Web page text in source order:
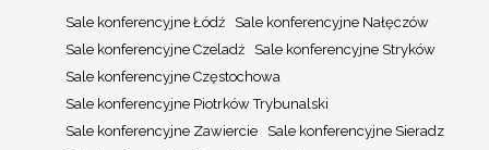
Sale konferencyjne Łódź
Sale konferencyjne Nałęczów
Sale konferencyjne Czeladź
Sale konferencyjne Stryków
Sale konferencyjne Częstochowa
Sale konferencyjne Piotrków Trybunalski
Sale konferencyjne Zawiercie
Sale konferencyjne Sieradz